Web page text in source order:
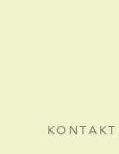
KONTAKT